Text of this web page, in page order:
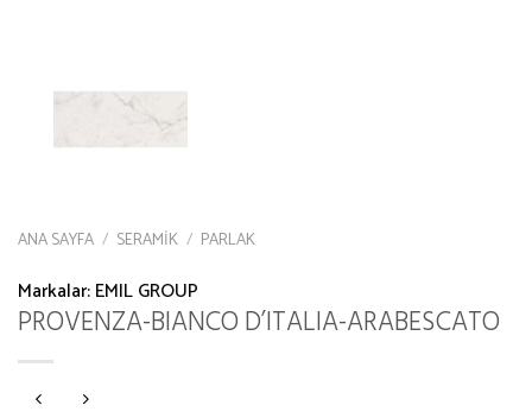
ANA SAYFA / SERAMIK / PARLAK
Markalar:EMIL GROUP
PROVENZA-BIANCO D’ITALIA-ARABESCATO